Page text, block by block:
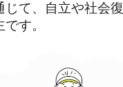
て、自立や社会復
です。